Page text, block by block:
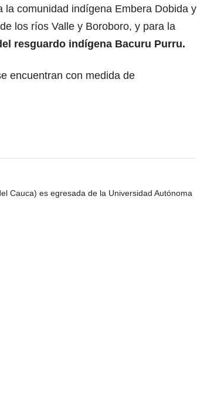
comunidad indígena Embera Dobida y
los ríos Valle y Boroboro, y para la
resguardo indígena Bacuru Purru.
encuentran con medida de
Cauca) es egresada de la Universidad Autónoma